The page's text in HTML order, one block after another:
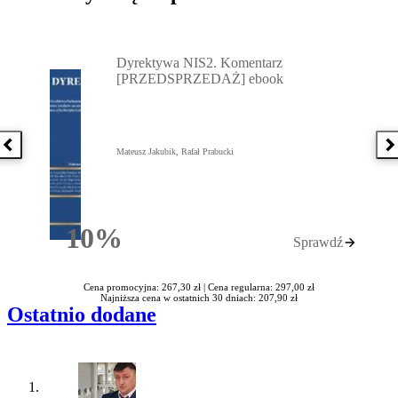
Poprzednia książka
10%Rabatu
Dyrektywa NIS2. Komentarz
[PRZEDSPRZEDAŻ] ebook
Mateusz Jakubik, Rafał Prabucki
Sprawdź
Cena promocyjna: 267,30 zł | Cena regularna: 297,00 zł
Najniższa cena w ostatnich 30 dniach: 207,90 zł
Ostatnio dodane